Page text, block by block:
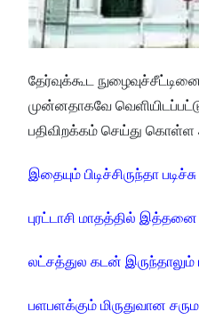
தேர்வுக்கூட
முன்னதாகவே
பதிவிறக்கம் செய்து கொள்ள
இதையும் பிடிச்சிருந்தா
புரட்டாசி மாதத்தில்
லட்சத்துல கடன் இருந்தாலும்
பளபளக்கும் மிருதுவான